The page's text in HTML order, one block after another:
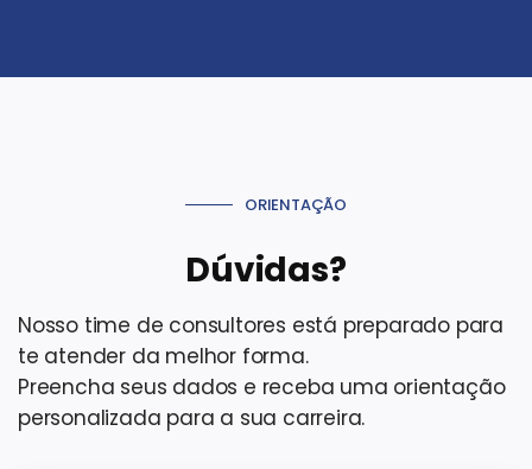
ORIENTAÇÃO
Dúvidas?
Nosso time de consultores está preparado para
te atender da melhor forma.
Preencha seus dados e receba uma orientação
personalizada para a sua carreira.